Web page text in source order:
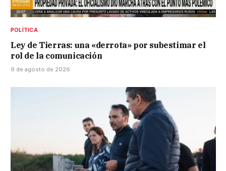
POLÍTICA
Ley de Tierras: una «derrota» por subestimar el
rol de la comunicación
9 de agosto de 2026